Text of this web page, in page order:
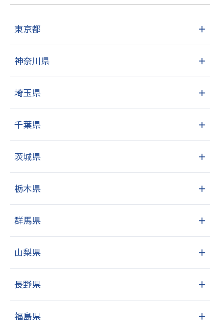
東京都 ＋
神奈川県 ＋
埼玉県 ＋
千葉県 ＋
茨城県 ＋
栃木県 ＋
群馬県 ＋
山梨県 ＋
長野県 ＋
福島県 ＋